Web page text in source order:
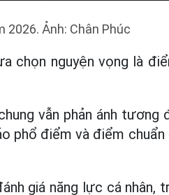
2026. Ảnh: Chân Phúc
chọn nguyện vọng là
vẫn phản ánh tương
phổ điểm và điểm chuẩn
giá năng lực cá nhân,